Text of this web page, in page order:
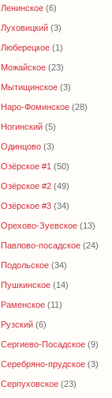
Ленинское (6)
Луховицкий (3)
Люберецкое (1)
Можайское (23)
Мытищинское (3)
Наро-Фоминское (28)
Ногинский (5)
Одинцово (3)
Озёрское #1 (50)
Озёрское #2 (49)
Озёрское #3 (34)
Орехово-Зуевское (13)
Павлово-посадское (24)
Подольское (34)
Пушкинское (14)
Раменское (11)
Рузский (6)
Сергиево-Посадское (9)
Серебряно-прудское (3)
Серпуховское (23)